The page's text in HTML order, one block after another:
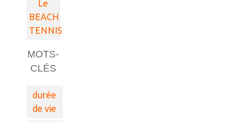
Le
BEACH
TENNIS
MOTS-
CLÉS
durée
de vie